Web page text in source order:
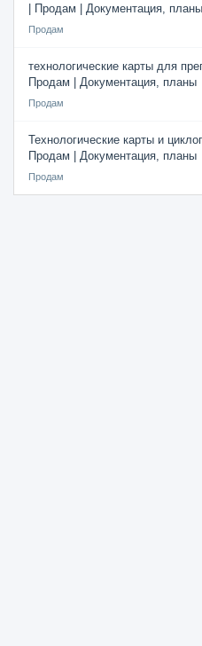
| Продам | Документация, планы
Продам
технологические карты для
Продам | Документация, планы
Продам
Технологические карты и
Продам | Документация, планы
Продам